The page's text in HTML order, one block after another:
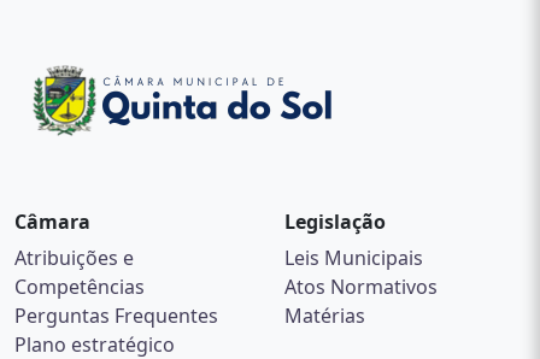
Câmara
Atribuições e
Competências
Perguntas Frequentes
Plano estratégico
Legislação
Leis Municipais
Atos Normativos
Matérias